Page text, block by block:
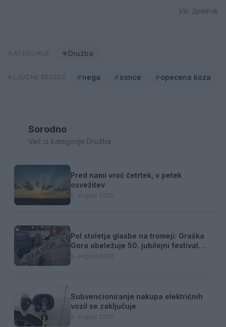
Vir: Spletnik
Družba
nega sonce opecena koza
Sorodno
Več iz kategorije Družba
Pred nami vroč četrtek, v petek
osvežitev
5. avgust 2026
Pol stoletja glasbe na tromeji: Graška
Gora obeležuje 50. jubilejni festival
narodno-zabavne glasbe
5. avgust 2026
Subvencioniranje nakupa električnih
vozil se zaključuje
5. avgust 2026